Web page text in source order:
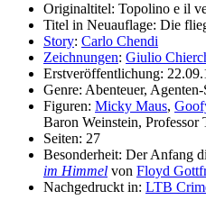
Originaltitel: Topolino e il
Titel in Neuauflage: Die
Story: Carlo Chendi
Zeichnungen: Giulio
Erstveröffentlichung:
Genre: Abenteuer,
Figuren: Micky Maus,
Baron Weinstein, Professor
Seiten: 27
Besonderheit: Der Anfang
im Himmel von Floyd
Nachgedruckt in: LTB